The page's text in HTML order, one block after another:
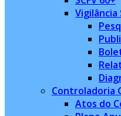
Vigilância
Controladoria
Atos do